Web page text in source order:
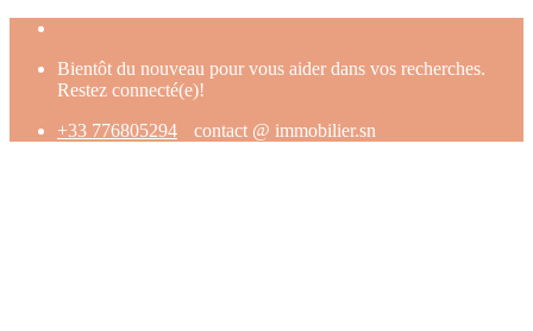
Bientôt du nouveau pour vous aider dans vos recherches.
Restez connecté(e)!
+33 776805294
contact @ immobilier.sn